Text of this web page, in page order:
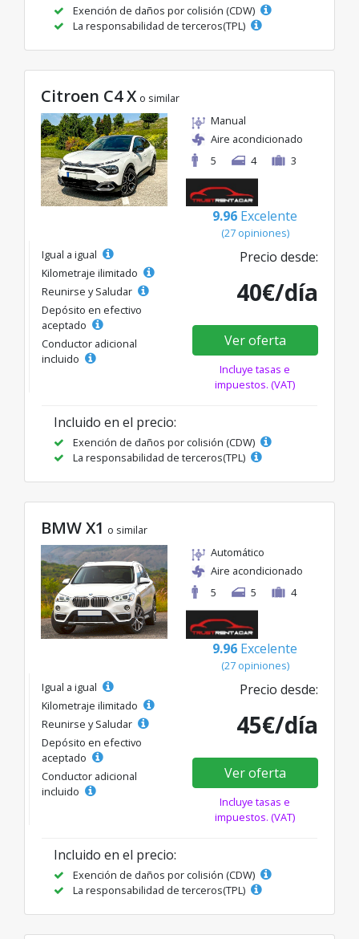
Exención de daños por colisión (CDW)
La responsabilidad de terceros(TPL)
Citroen C4 X o similar
Manual
Aire acondicionado
5
4 3
9.96 Excelente
(27 opiniones)
Igual a igual
Kilometraje ilimitado
Reunirse y Saludar
Depósito en efectivo
aceptado
Conductor adicional
incluido
Precio desde:
40€/día
Ver oferta
Incluye tasas e
impuestos. (VAT)
Incluido en el precio:
Exención de daños por colisión (CDW)
La responsabilidad de terceros(TPL)
BMW X1 o similar
Automático
Aire acondicionado
5
5 4
9.96 Excelente
(27 opiniones)
Igual a igual
Kilometraje ilimitado
Reunirse y Saludar
Depósito en efectivo
aceptado
Conductor adicional
incluido
Precio desde:
45€/día
Ver oferta
Incluye tasas e
impuestos. (VAT)
Incluido en el precio:
Exención de daños por colisión (CDW)
La responsabilidad de terceros(TPL)